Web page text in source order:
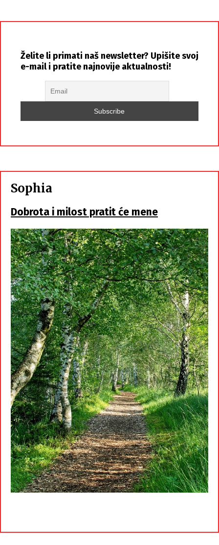
Želite li primati naš newsletter? Upišite svoj
e-mail i pratite najnovije aktualnosti!
Sophia
Dobrota i milost pratit će mene